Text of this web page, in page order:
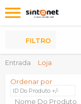
Entrada Loja
FILTRO
Ordenar por
ID Do Produto +/-
Nome Do Produto